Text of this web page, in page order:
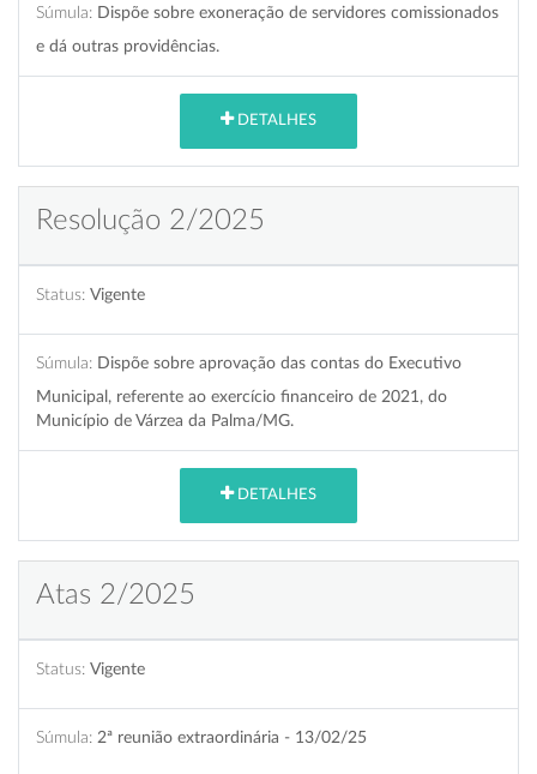
Súmula: Dispõe sobre exoneração de servidores comissionados
e dá outras providências.
DETALHES
Resolução 2/2025
Status: Vigente
Súmula: Dispõe sobre aprovação das contas do Executivo
Municipal, referente ao exercício financeiro de 2021, do
Município de Várzea da Palma/MG.
DETALHES
Atas 2/2025
Status: Vigente
Súmula: 2ª reunião extraordinária - 13/02/25